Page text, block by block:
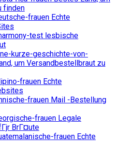
finden
frauen Echte
test lesbische
kurze-geschichte-von-
um Versandbestellbraut zu
frauen Echte
frauen Mail -Bestellung
frauen Legale
BrГ¤ute
frauen Echte